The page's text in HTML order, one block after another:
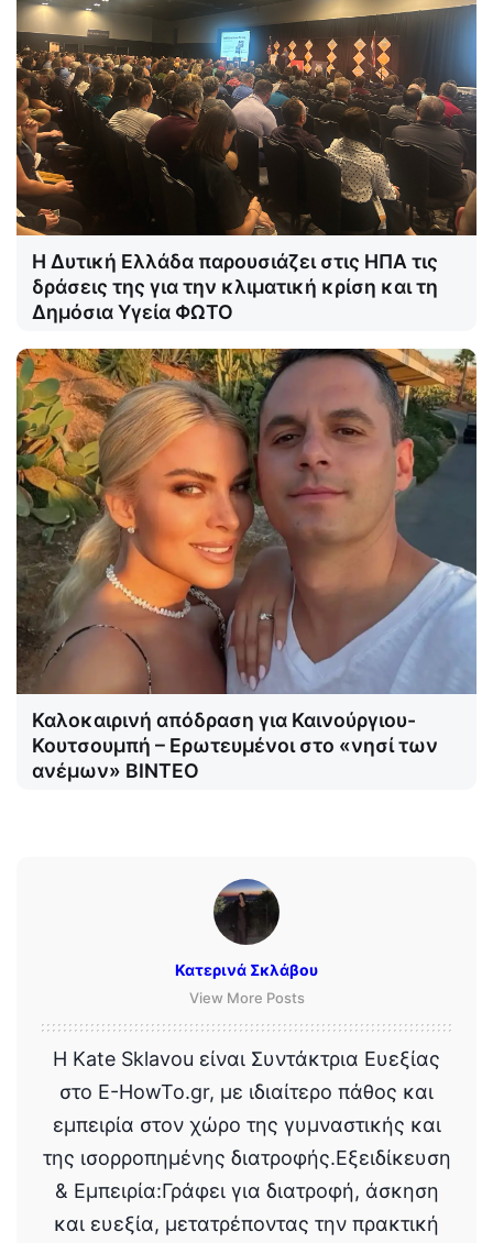
Η Δυτική Ελλάδα παρουσιάζει στις ΗΠΑ τις
δράσεις της για την κλιματική κρίση και τη
Δημόσια Υγεία ΦΩΤΟ
Καλοκαιρινή απόδραση για Καινούργιου-
Κουτσουμπή – Ερωτευμένοι στο «νησί των
ανέμων» ΒΙΝΤΕΟ
Κατερινά Σκλάβου
View More Posts
Η Kate Sklavou είναι Συντάκτρια Ευεξίας
στο E-HowTo.gr, με ιδιαίτερο πάθος και
εμπειρία στον χώρο της γυμναστικής και
της ισορροπημένης διατροφής.Εξειδίκευση
& Εμπειρία:Γράφει για διατροφή, άσκηση
και ευεξία, μετατρέποντας την πρακτική